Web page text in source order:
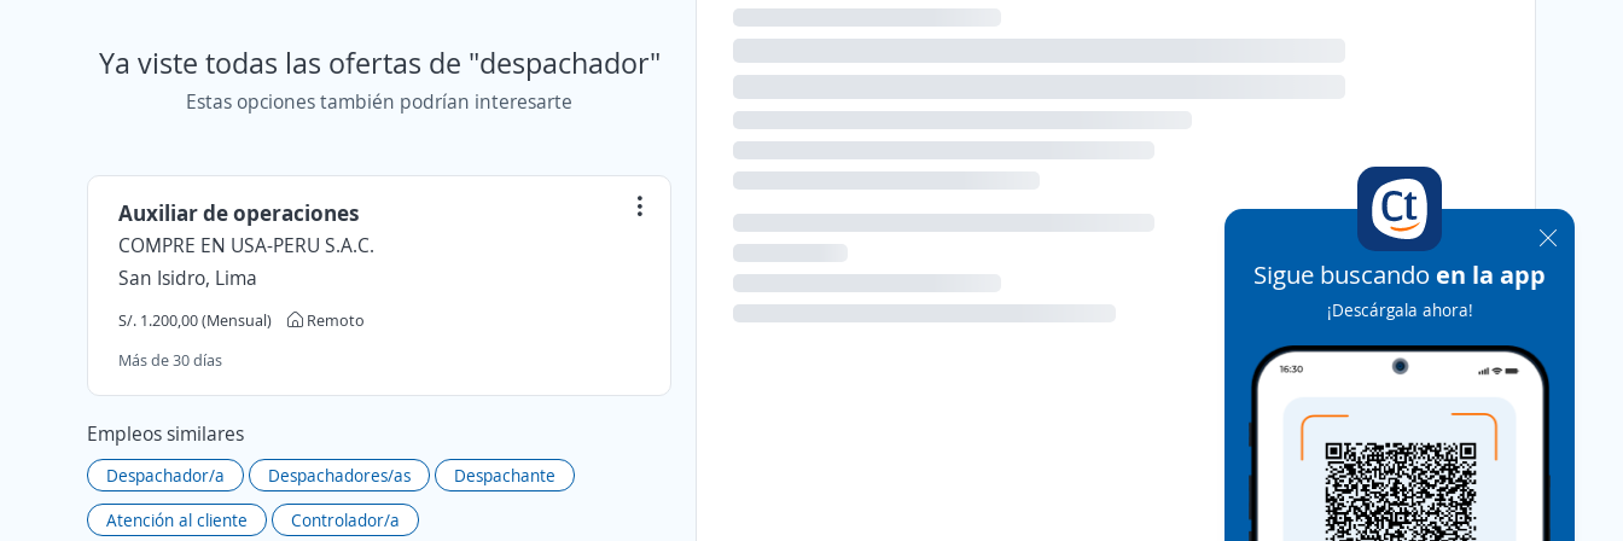
Ya viste todas las ofertas de "despachador"
Estas opciones también podrían interesarte
Auxiliar de operaciones
COMPRE EN USA-PERU S.A.C.
San Isidro, Lima
S/. 1.200,00 (Mensual)
Remoto
Más de 30 días
Empleos similares
Despachador/a Despachadores/as
Despachante
Atención al cliente
Controlador/a
Sigue buscando en la app
¡Descárgala ahora!